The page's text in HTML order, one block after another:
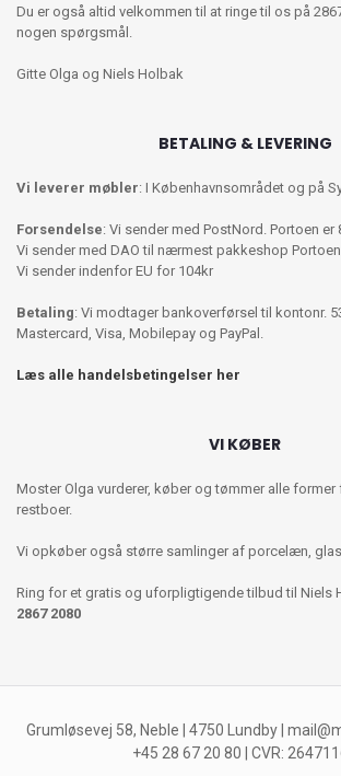
Du er også altid velkommen til at ringe til os på
nogen spørgsmål.
Gitte Olga og Niels Holbak
BETALING & LEVERING
Vi leverer møbler: I Københavnsområdet og på
Forsendelse: Vi sender med PostNord. Portoen er
Vi sender med DAO til nærmest pakkeshop Portoen
Vi sender indenfor EU for 104kr
Betaling: Vi modtager bankoverførsel til kontonr.
Mastercard, Visa, Mobilepay og PayPal.
Læs alle handelsbetingelser her
VI KØBER
Moster Olga vurderer, køber og tømmer alle
restboer.
Vi opkøber også større samlinger af porcelæn,
Ring for et gratis og uforpligtigende tilbud til Niels
2867 2080
Grumløsevej 58, Neble | 4750 Lundby |
+45 28 67 20 80 | CVR: